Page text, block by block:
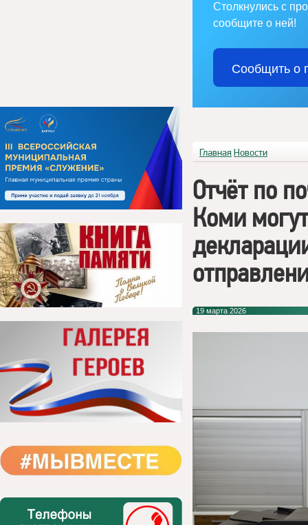
Столкнулись с
сообщите о ней!
Сообщить о
Главная Новости
Отчёт по
Коми
19 марта 2026